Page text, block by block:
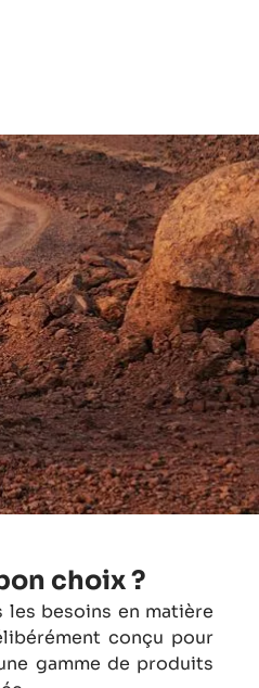
choix ?
les besoins en matière
conçu pour
gamme de produits